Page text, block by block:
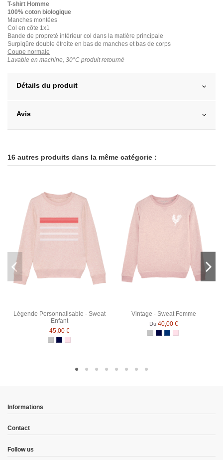
T-shirt Homme
100% coton biologique
Manches montées
Col en côte 1x1
Bande de propreté intérieur col dans la matière principale
Surpiqûre double étroite en bas de manches et bas de corps
Coupe normale
Lavable en machine, 30°C produit retourné
Détails du produit
Avis
16 autres produits dans la même catégorie :
Légende Personnalisable - Sweat
Enfant
45,00 €
Gris Chiné
Bleu Marine
Rose Chiné
Vintage - Sweat Femme
Du 40,00 €
Gris Chiné
Bleu Marine
Bleu Marine Chiné
Rose Chiné
Informations
Contact
Follow us